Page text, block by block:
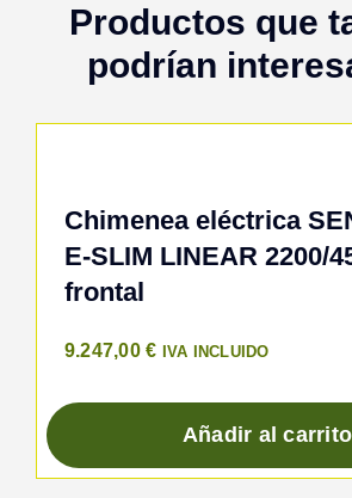
Productos que
podrían
Chimenea eléctrica
E-SLIM LINEAR 2200/
frontal
9.247,00€ IVA INCLUIDO
Añadir al carrito